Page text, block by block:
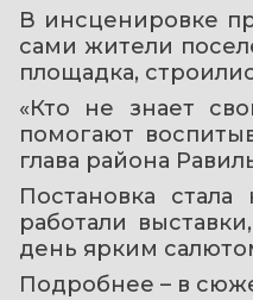
В инсценировке
сами жители
площадка,
«Кто не знает
помогают
глава района
Постановка
работали
день ярким
Подробнее – в